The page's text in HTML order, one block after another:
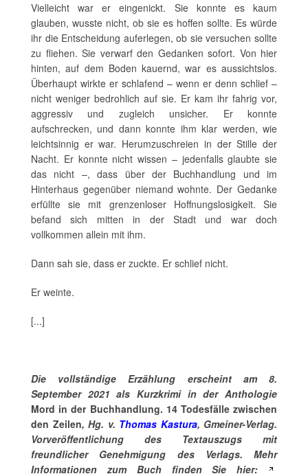
Vielleicht war er eingenickt. Sie konnte es kaum
glauben, wusste nicht, ob sie es hoffen sollte. Es würde
ihr die Entscheidung auferlegen, ob sie versuchen sollte
zu fliehen. Sie verwarf den Gedanken sofort. Von hier
hinten, auf dem Boden kauernd, war es aussichtslos.
Überhaupt wirkte er schlafend – wenn er denn schlief –
nicht weniger bedrohlich auf sie. Er kam ihr fahrig vor,
aggressiv und zugleich unsicher. Er konnte
aufschrecken, und dann konnte ihm klar werden, wie
leichtsinnig er war. Herumzuschreien in der Stille der
Nacht. Er konnte nicht wissen – jedenfalls glaubte sie
das nicht –, dass über der Buchhandlung und im
Hinterhaus gegenüber niemand wohnte. Der Gedanke
erfüllte sie mit grenzenloser Hoffnungslosigkeit. Sie
befand sich mitten in der Stadt und war doch
vollkommen allein mit ihm.
Dann sah sie, dass er zuckte. Er schlief nicht.
Er weinte.
[...]
Die vollständige Erzählung erscheint am 8.
September 2021 als Kurzkrimi in der Anthologie
Mord in der Buchhandlung. 14 Todesfälle zwischen
den Zeilen, Hg. v. Thomas Kastura, Gmeiner-Verlag.
Vorveröffentlichung des Textauszugs mit
freundlicher Genehmigung des Verlags. Mehr
Informationen zum Buch finden Sie hier: